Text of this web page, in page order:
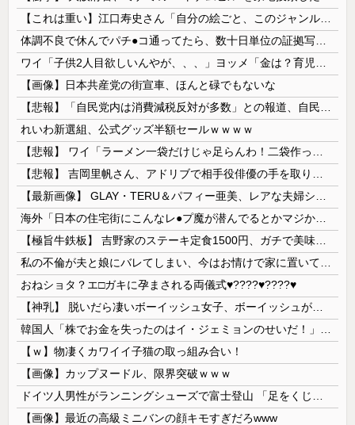
【画像】日本共産党の街宣車、ほんと碌でもないな
れいわ新選組、公式グッズ半額セールｗｗｗｗ
おねショタ？エ□ガキに孕まされる両儀式♥️????♥️????♥️
【ｗ】物凄くカワイイ子猫の取っ組み合い！
【画像】カップヌードル、限界突破ｗｗｗ
【画像】最近の高級ミニバンの顔キモすぎだろwww